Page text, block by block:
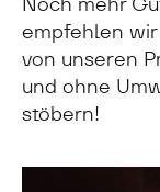
empfehlen
von unseren
und ohne
stöbern!